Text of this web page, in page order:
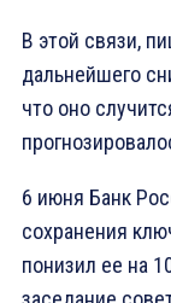
В этой связи,
дальнейшего
что оно
6 июня Банк
сохранения
понизил ее на